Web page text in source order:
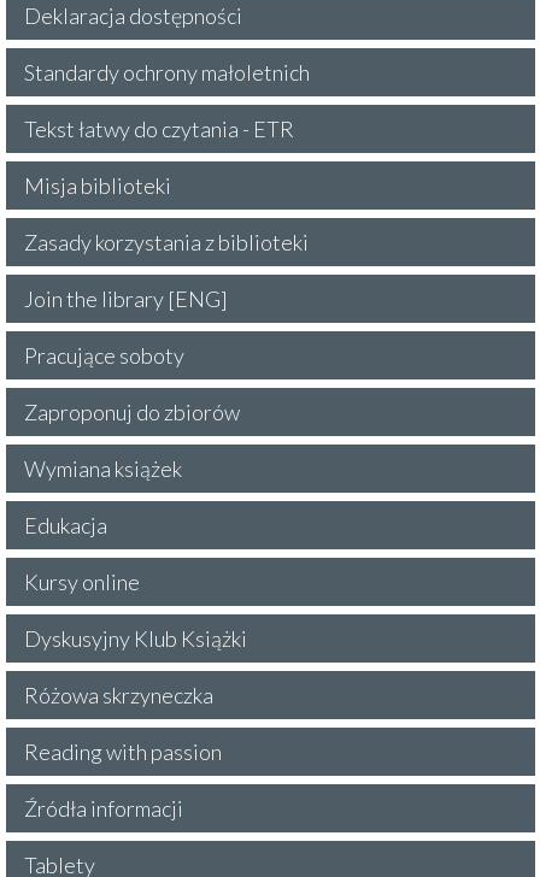
Deklaracja dostępności
Standardy ochrony małoletnich
Tekst łatwy do czytania - ETR
Misja biblioteki
Zasady korzystania z biblioteki
Join the library [ENG]
Pracujące soboty
Zaproponuj do zbiorów
Wymiana książek
Edukacja
Kursy online
Dyskusyjny Klub Książki
Różowa skrzyneczka
Reading with passion
Źródła informacji
Tablety